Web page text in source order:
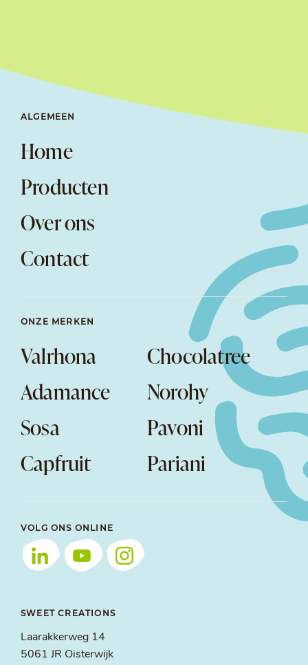
ALGEMEEN
Home
Producten
Over ons
Contact
ONZE MERKEN
Valrhona
Chocolatree
Adamance
Norohy
Sosa
Pavoni
Capfruit
Pariani
VOLG ONS ONLINE
SWEET CREATIONS
Laarakkerweg 14
5061 JR Oisterwijk